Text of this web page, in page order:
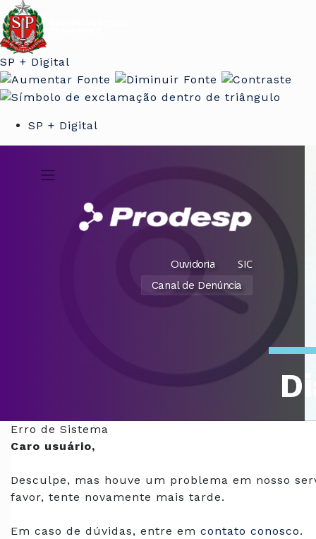
SP + Digital
SP + Digital
Ouvidoria SIC
Canal de Denúncia
Erro de Sistema
Caro usuário,
Desculpe, mas houve um problema em nosso
favor, tente novamente mais tarde.
Em caso de dúvidas, entre em contato conosco.